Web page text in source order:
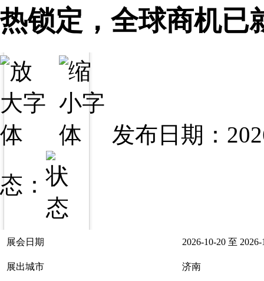
热锁定，全球商机已
发布日期：
态：
展会日期 2026-10-20 至 2026-
展出城市 济南